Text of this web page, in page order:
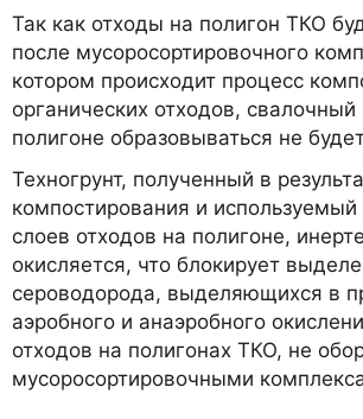
Так как отходы на полигон ТКО
после мусоросортировочного
котором происходит процесс
органических отходов, свалочный
полигоне образовываться не
Техногрунт, полученный в
компостирования и
слоев отходов на полигоне,
окисляется, что блокирует
сероводорода, выделяющихся в
аэробного и анаэробного
отходов на полигонах ТКО, не
мусоросортировочными